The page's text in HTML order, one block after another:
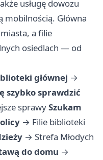
usługę dowozu
mobilnością. Główna
a filie
osiedlach — od
głównej →
szybko sprawdzić
sprawySzukam
→ Filie biblioteki
→ Strefa Młodych
do domu →